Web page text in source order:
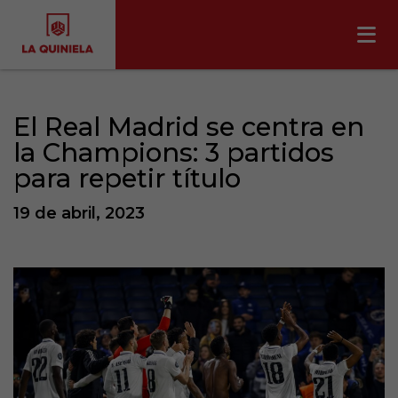
El Real Madrid se centra en
la Champions: 3 partidos
para repetir título
19 de abril, 2023